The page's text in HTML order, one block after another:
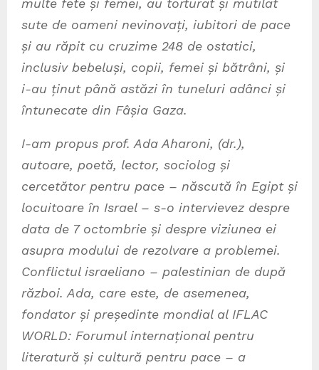
multe fete și femei, au torturat și mutilat
sute de oameni nevinovați, iubitori de pace
și au răpit cu cruzime 248 de ostatici,
inclusiv bebeluși, copii, femei și bătrâni, și
i-au ținut până astăzi în tuneluri adânci și
întunecate din Fâșia Gaza.
I-am propus prof. Ada Aharoni, (dr.),
autoare, poetă, lector, sociolog și
cercetător pentru pace – născută în Egipt și
locuitoare în Israel – s-o intervievez despre
data de 7 octombrie și despre viziunea ei
asupra modului de rezolvare a problemei.
Conflictul israeliano – palestinian de după
război. Ada, care este, de asemenea,
fondator și președinte mondial al IFLAC
WORLD: Forumul internațional pentru
literatură și cultură pentru pace – a